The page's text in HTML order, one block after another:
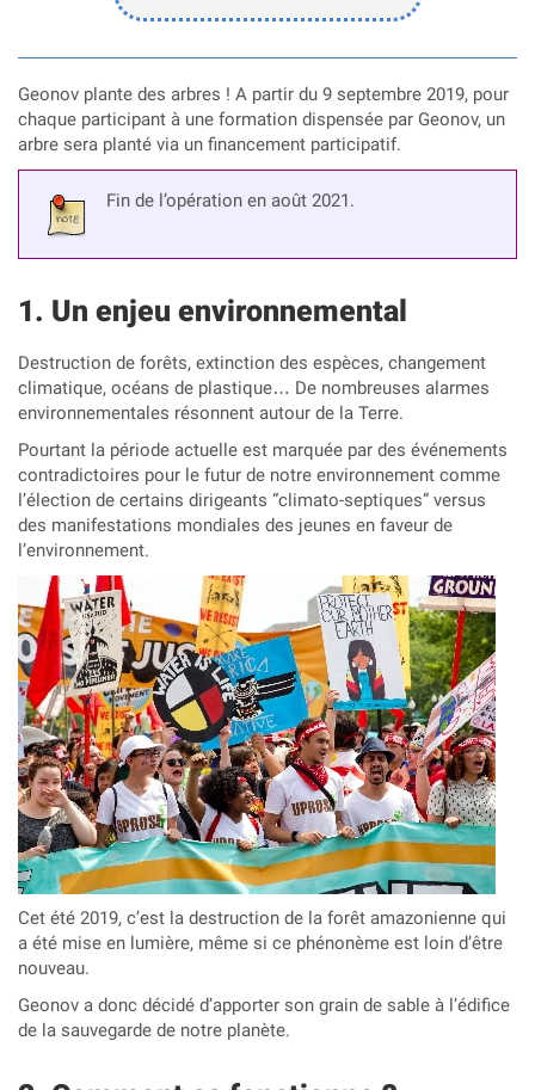
Geonov plante des arbres ! A partir du 9 septembre 2019, pour
chaque participant à une formation dispensée par Geonov, un
arbre sera planté via un financement participatif.
Fin de l’opération en août 2021.
Un enjeu environnemental
Destruction de forêts, extinction des espèces, changement
climatique, océans de plastique… De nombreuses alarmes
environnementales résonnent autour de la Terre.
Pourtant la période actuelle est marquée par des événements
contradictoires pour le futur de notre environnement comme
l’élection de certains dirigeants “climato-septiques” versus
des manifestations mondiales des jeunes en faveur de
l’environnement.
Cet été 2019, c’est la destruction de la forêt amazonienne qui
a été mise en lumière, même si ce phénonème est loin d’être
nouveau.
Geonov a donc décidé d’apporter son grain de sable à l’édifice
de la sauvegarde de notre planète.